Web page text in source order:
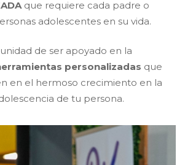
que requiere cada padre o
adolescentes en su vida.
de ser apoyado en la
personalizadas que
en el hermoso crecimiento en la
de tu persona.